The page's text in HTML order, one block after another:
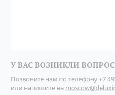
У ВАС ВОЗНИКЛИ
Позвоните нам по телефону+7
или напишите на